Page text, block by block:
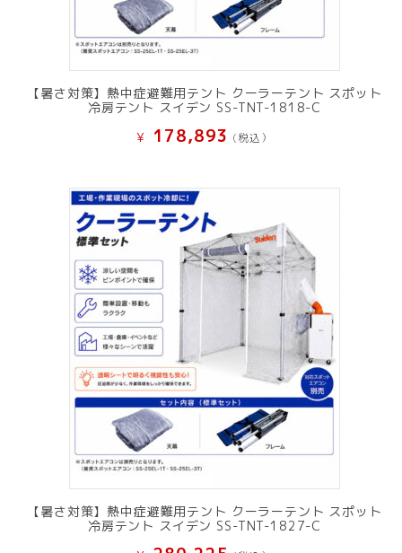
【暑さ対策】熱中症避難用テント クーラーテント スポット
冷房テント スイデン SS-TNT-1818-C
¥ 178,893 (税込）
【暑さ対策】熱中症避難用テント クーラーテント スポット
冷房テント スイデン SS-TNT-1827-C